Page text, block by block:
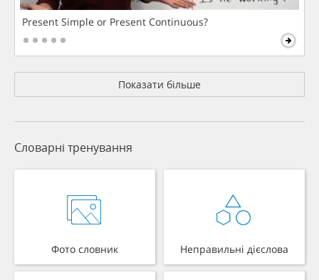
Present Simple or Present Continuous?
Показати більше
Словарні тренування
Фото словник Неправильні дієслова